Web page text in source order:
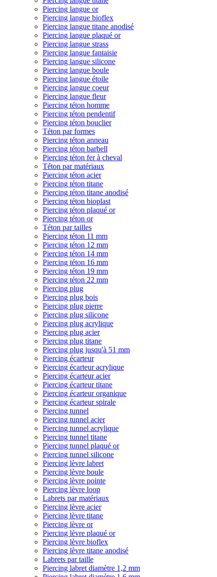
Piercing langue or
Piercing langue bioflex
Piercing langue titane anodisé
Piercing langue plaqué or
Piercing langue strass
Piercing langue fantaisie
Piercing langue silicone
Piercing langue boule
Piercing langue étoile
Piercing langue coeur
Piercing langue fleur
Piercing téton homme
Piercing téton pendentif
Piercing téton bouclier
Téton par formes
Piercing téton anneau
Piercing téton barbell
Piercing téton fer à cheval
Téton par matériaux
Piercing téton acier
Piercing téton titane
Piercing téton titane anodisé
Piercing téton bioplast
Piercing téton plaqué or
Piercing téton or
Téton par tailles
Piercing téton 11 mm
Piercing téton 12 mm
Piercing téton 14 mm
Piercing téton 16 mm
Piercing téton 19 mm
Piercing téton 22 mm
Piercing plug
Piercing plug bois
Piercing plug pierre
Piercing plug silicone
Piercing plug acrylique
Piercing plug acier
Piercing plug titane
Piercing plug jusqu'à 51 mm
Piercing écarteur
Piercing écarteur acrylique
Piercing écarteur acier
Piercing écarteur titane
Piercing écarteur organique
Piercing écarteur spirale
Piercing tunnel
Piercing tunnel acier
Piercing tunnel acrylique
Piercing tunnel titane
Piercing tunnel plaqué or
Piercing tunnel silicone
Piercing lèvre labret
Piercing lèvre boule
Piercing lèvre pointe
Piercing lèvre loop
Labrets par matériaux
Piercing lèvre acier
Piercing lèvre titane
Piercing lèvre or
Piercing lèvre plaqué or
Piercing lèvre bioflex
Piercing lèvre titane anodisé
Labrets par taille
Piercing labret diamètre 1,2 mm